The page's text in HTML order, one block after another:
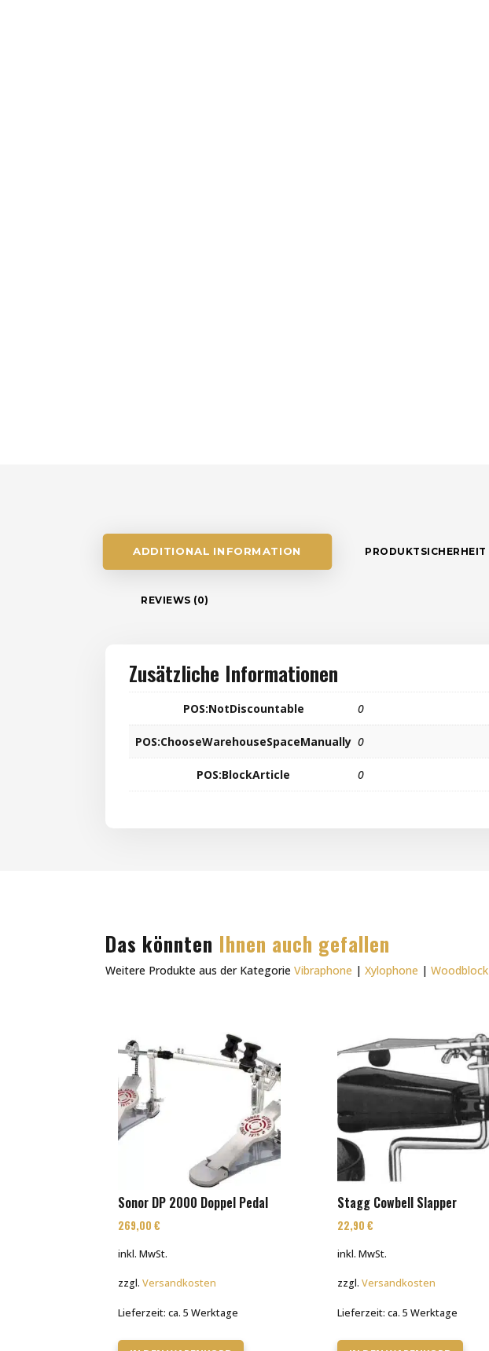
ADDITIONAL INFORMATION PRODUKTSICHERHEIT
REVIEWS (0)
Zusätzliche Informationen
POS:NotDiscountable 0
POS:ChooseWarehouseSpaceManually 0
POS:BlockArticle 0
Das könnten Ihnen auch gefallen
Weitere Produkte aus der KategorieVibraphone |Xylophone |Woodblock
Sonor DP 2000 Doppel Pedal
269,00€
inkl. MwSt.
zzgl.Versandkosten
Lieferzeit:ca. 5 Werktage
Stagg Cowbell Slapper
22,90€
inkl. MwSt.
zzgl.Versandkosten
Lieferzeit:ca. 5 Werktage